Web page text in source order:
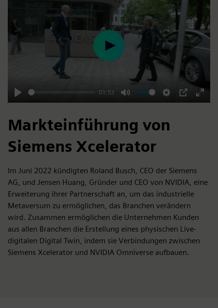
Play
01:53
Mute Settings
PIP
Enter
Play
Markteinführung von
Siemens Xcelerator
Im Juni 2022 kündigten Roland Busch, CEO der Siemens
AG, und Jensen Huang, Gründer und CEO von NVIDIA, eine
Erweiterung ihrer Partnerschaft an, um das industrielle
Metaversum zu ermöglichen, das Branchen verändern
wird. Zusammen ermöglichen die Unternehmen Kunden
aus allen Branchen die Erstellung eines physischen Live-
digitalen Digital Twin, indem sie Verbindungen zwischen
Siemens Xcelerator und NVIDIA Omniverse aufbauen.